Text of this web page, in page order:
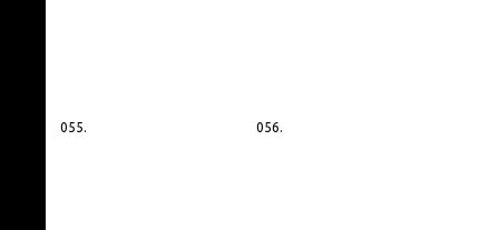
055. 056.